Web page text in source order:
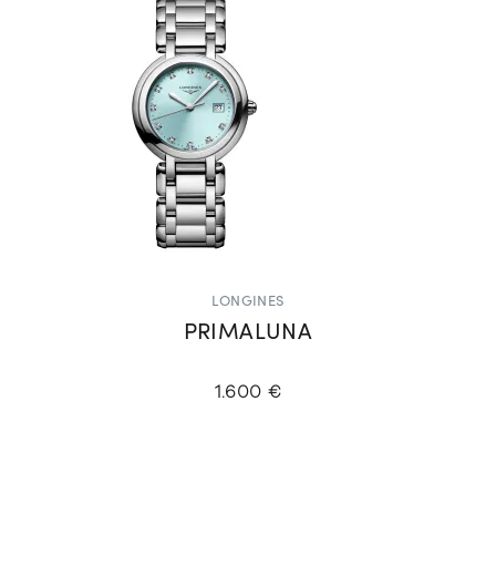
LONGINES
PRIMALUNA
1.600 €